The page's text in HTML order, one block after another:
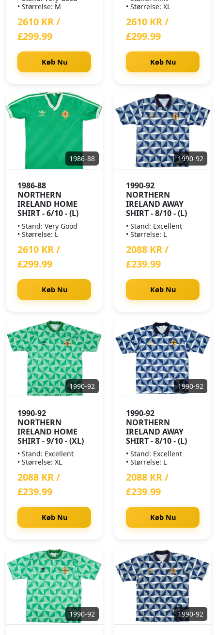
• Størrelse: M
2610 KR /
£299.99
Køb Nu
• Størrelse: XL
2610 KR /
£299.99
Køb Nu
1986-88
1986-88
NORTHERN
IRELAND HOME
SHIRT - 6/10 - (L)
• Stand: Very Good
• Størrelse: L
2610 KR /
£299.99
Køb Nu
1990-92
1990-92
NORTHERN
IRELAND AWAY
SHIRT - 8/10 - (L)
• Stand: Excellent
• Størrelse: L
2088 KR /
£239.99
Køb Nu
1990-92
1990-92
NORTHERN
IRELAND HOME
SHIRT - 9/10 - (XL)
• Stand: Excellent
• Størrelse: XL
2088 KR /
£239.99
Køb Nu
1990-92
1990-92
NORTHERN
IRELAND AWAY
SHIRT - 8/10 - (L)
• Stand: Excellent
• Størrelse: L
2088 KR /
£239.99
Køb Nu
1990-92 1990-92